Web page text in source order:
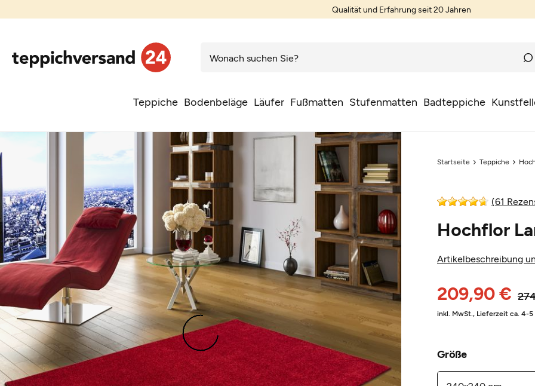
Qualität und Erfahrung seit 20 Jahren
Teppiche Bodenbeläge Läufer Fußmatten Stufenmatten Badteppiche
Startseite Teppiche
(61
Hochflor
Artikelbeschreibung
209,90 €
inkl. MwSt., Lieferzeit ca. 4-5
Größe